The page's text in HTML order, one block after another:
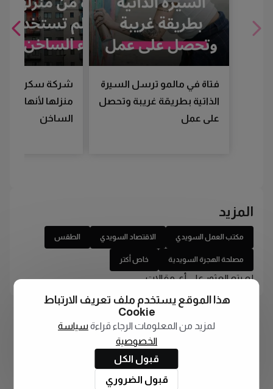
فتاة في مالمو ترسل السيرة
الذاتية بطريقة غريبة وتحصل
على عمل
شركة سكن
منزلها لأنها لم
الساخن
المزيد
مكتب العمل السويدي الاقتصاد السويدي الطقس
مصلحة الهجرة السويدية خاص أكتر
لم يتم العثور على أي مقالات
هذا الموقع يستخدم ملف تعريف الارتباط
Cookie
لمزيد من المعلومات الرجاء قراءة سياسة
الخصوصية
قبول الكل
قبول الضروري